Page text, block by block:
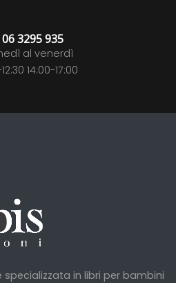
3295 935
al venerdì
14:00-17:00
in libri per bambini